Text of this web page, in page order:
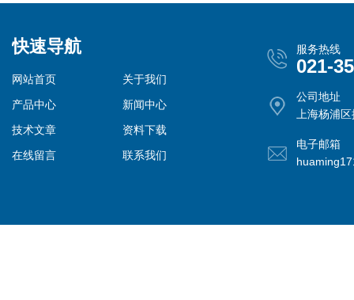
快速导航
网站首页
关于我们
产品中心
新闻中心
技术文章
资料下载
在线留言
联系我们
服务热线
021-
公司地址
上海杨浦
电子邮箱